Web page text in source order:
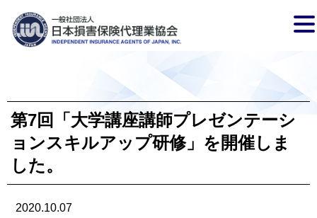
第7回「大学講座講師プレゼンテーシ
ョンスキルアップ研修」を開催しま
した。
2020.10.07